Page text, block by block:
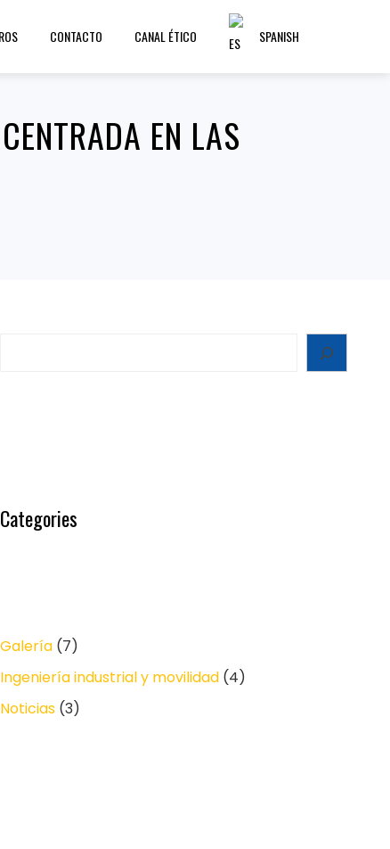
CONTACTO CANAL ÉTICO SPANISH
EN LAS
Categories
Galería (7)
Ingeniería industrial y movilidad (4)
Noticias (3)